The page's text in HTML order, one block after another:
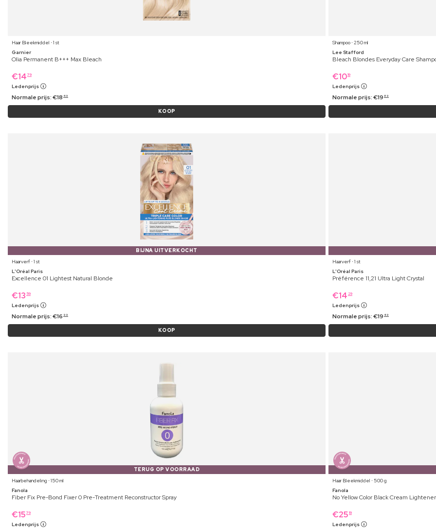
Haar Bleekmiddel ⋅ 1 st
Garnier
Olia Permanent B+++ Max Bleach
€14 79
Ledenprijs
Normale prijs:€18 49
KOOP
Shampoo ⋅ 250 ml
Lee Stafford
Bleach Blondes Everyday Care
€1019
Ledenprijs
Normale prijs:€19 89
BIJNA UITVERKOCHT
Haarverf ⋅ 1 st
L'Oréal Paris
Excellence 01 Lightest Natural Blonde
€13 59
Ledenprijs
Normale prijs:€16 99
KOOP
Haarverf ⋅ 1 st
L'Oréal Paris
Préférence 11,21 Ultra Light Crystal
€14 29
Ledenprijs
Normale prijs:€19 49
TERUG OP VOORRAAD
Haarbehandeling ⋅ 150 ml
Fanola
Fiber Fix Pre-Bond Fixer 0 Pre-Treatment Reconstructor Spray
€15 79
Ledenprijs
Haar Bleekmiddel ⋅ 500 g
Fanola
No Yellow Color Black Cream Lightener
€25 19
Ledenprijs